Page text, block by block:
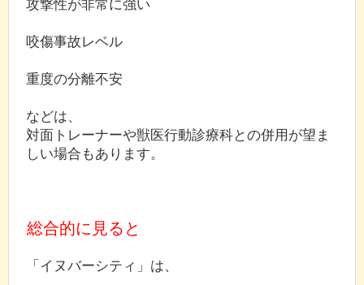
攻撃性が非常に強い
咬傷事故レベル
重度の分離不安
などは、
対面トレーナーや獣医行動診療科との併用が望ま
しい場合もあります。
総合的に見ると
「イヌバーシティ」は、